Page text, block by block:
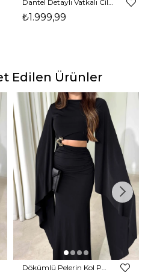
₺1.999,99
Edilen Ürünler